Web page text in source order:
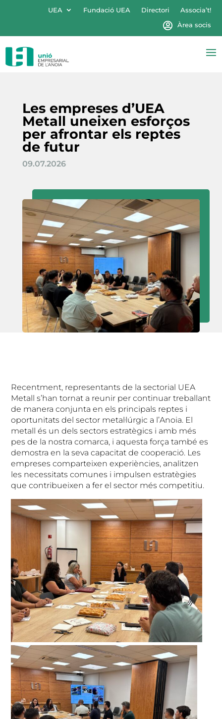
UEA Fundació UEA Directori
Associa’t!
Àrea socis
Les empreses d’UEA
Metall uneixen esforços
per afrontar els reptes
de futur
09.07.2026
Recentment, representants de la sectorial UEA
Metall s’han tornat a reunir per continuar treballant
de manera conjunta en els principals reptes i
oportunitats del sector metal·lúrgic a l’Anoia. El
metall és un dels sectors estratègics i amb més
pes de la nostra comarca, i aquesta força també es
demostra en la seva capacitat de cooperació. Les
empreses comparteixen experiències, analitzen
les necessitats comunes i impulsen estratègies
que contribueixen a fer el sector més competitiu.